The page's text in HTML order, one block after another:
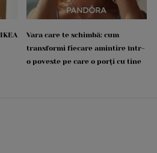
Vara care te schimbă: cum
transformi fiecare amintire într-
o poveste pe care o porți cu tine